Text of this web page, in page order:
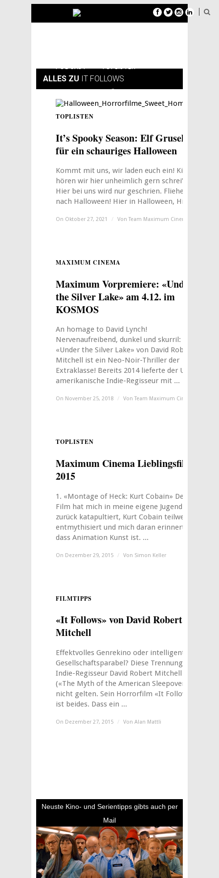
NEWSLETTER ÜBER MAXIMUM CINEMA
ALLES ZU IT FOLLOWS
TOPLISTEN
It’s Spooky Season: Elf Gruseltitel
für ein schauriges Halloween
Kommt mit uns, wir laden euch ein! Kinder
hören wir hier unheimlich gern schrei’n.
Hier bei uns wird nur geschrien. Fliehen wir
nach Halloween! Hier in Halloween, Hier ...
On Oktober 27, 2021 / VonTeam Maximum Cinema
MAXIMUM CINEMA
Maximum Vorpremiere: «Under
the Silver Lake» am 4.12. im
KOSMOS
An homage to David Lynch!
Nervenaufreibend, dunkel und skurril:
«Under the Silver Lake» von David Robert
Mitchell ist ein Neo-Noir-Thriller der
Extraklasse! Bereits 2014 lieferte der US-
amerikanische Indie-Regisseur mit ...
On November 25, 2018 / VonTeam Maximum Cinema
TOPLISTEN
Maximum Cinema Lieblingsfilme
2015
1. «Montage of Heck: Kurt Cobain» Der
Film hat mich in meine eigene Jugend
zurück katapultiert, Kurt Cobain teilweise
entmythisiert und mich daran erinnert,
dass Animation Kunst ist. ...
On Dezember 29, 2015 / Von Simon Keller
FILMTIPPS
«It Follows» von David Robert
Mitchell
Effektvolles Genrekino oder intelligente
Gesellschaftsparabel? Diese Trennung lässt
Indie-Regisseur David Robert Mitchell
(«The Myth of the American Sleepover»)
nicht gelten. Sein Horrorfilm «It Follows»
ist beides. Dass ein ...
On Dezember 27, 2015 / Von Alan Mattli